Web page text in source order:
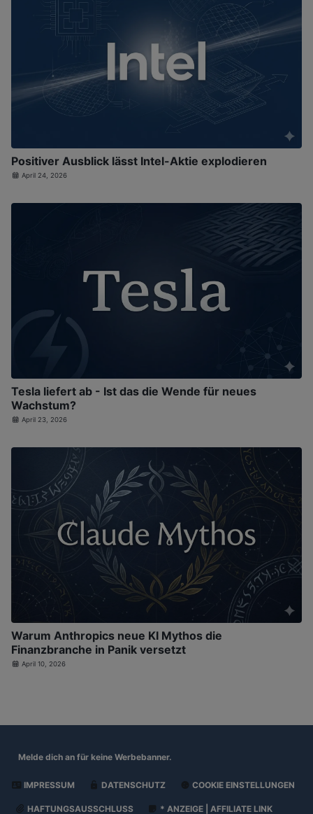
Positiver Ausblick lässt Intel-Aktie explodieren
April 24, 2026
Tesla liefert ab - Ist das die Wende für neues
Wachstum?
April 23, 2026
Warum Anthropics neue KI Mythos die
Finanzbranche in Panik versetzt
April 10, 2026
Melde dich an für keine Werbebanner.
IMPRESSUM DATENSCHUTZ COOKIE EINSTELLUNGEN
HAFTUNGSAUSSCHLUSS * ANZEIGE | AFFILIATE LINK